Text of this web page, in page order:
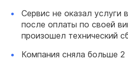
Сервис не оказал услуги
после оплаты по своей
произошел технический
Компания сняла больше 2